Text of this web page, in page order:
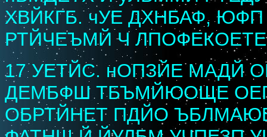
ХВЙКГБ. чУЕ ДХНБАФ,
РТЙЧЕЪМЙ Ч
17 УЕТЙС. нОПЗЙЕ МАДЙ
ДЕМБФШ ТБЪМЙЮОЩЕ
ОБРТЙНЕТ ПДЙО